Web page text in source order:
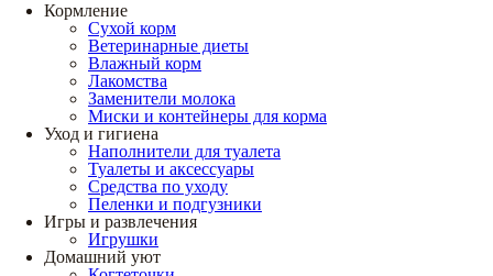
Кормление
Сухой корм
Ветеринарные диеты
Влажный корм
Лакомства
Заменители молока
Миски и контейнеры для корма
Уход и гигиена
Наполнители для туалета
Туалеты и аксессуары
Средства по уходу
Пеленки и подгузники
Игры и развлечения
Игрушки
Домашний уют